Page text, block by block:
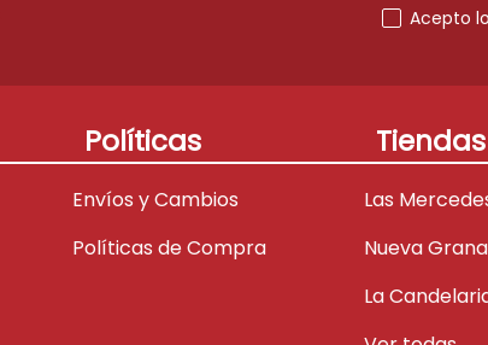
Acepto
Políticas
Envíos y Cambios
Políticas de Compra
Tiendas
Las
Nueva
La